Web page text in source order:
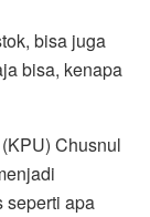
bisa juga
bisa, kenapa
Chusnul
seperti apa